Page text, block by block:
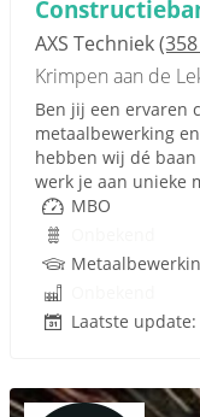
AXS Techniek
Krimpen aan de
Ben jij een ervaren
metaalbewerking
hebben wij dé
werk je aan unieke
MBO
Laatste